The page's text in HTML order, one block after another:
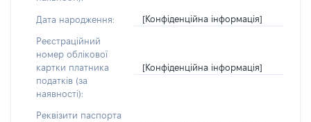
Дата народження: [Конфіденційна інформація]
Реєстраційний
номер облікової
картки платника
податків (за
наявності):
[Конфіденційна інформація]
Реквізити паспорта